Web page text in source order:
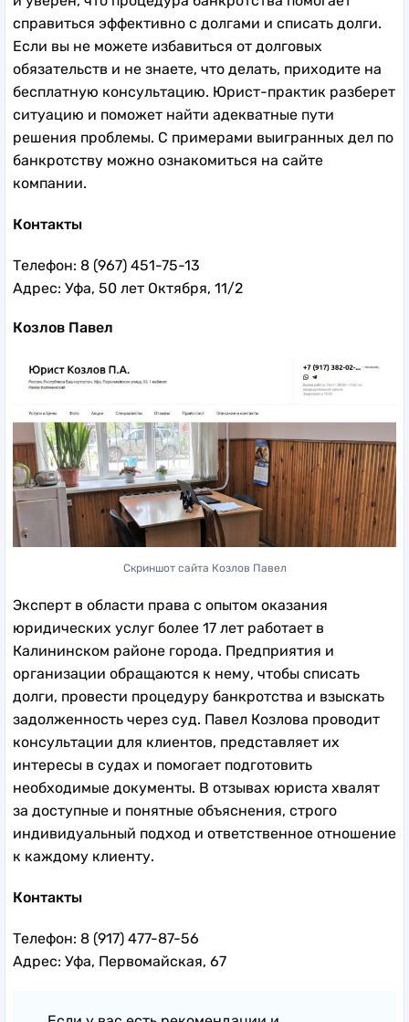
справиться эффективно с долгами и списать долги.
Если вы не можете избавиться от долговых
обязательств и не знаете, что делать, приходите на
бесплатную консультацию. Юрист-практик разберет
ситуацию и поможет найти адекватные пути
решения проблемы. С примерами выигранных дел по
банкротству можно ознакомиться на сайте
компании.
Контакты
Телефон: 8 (967) 451-75-13
Адрес: Уфа, 50 лет Октября, 11/2
Козлов Павел
Скриншот сайта Козлов Павел
Эксперт в области права с опытом оказания
юридических услуг более 17 лет работает в
Калининском районе города. Предприятия и
организации обращаются к нему, чтобы списать
долги, провести процедуру банкротства и взыскать
задолженность через суд. Павел Козлова проводит
консультации для клиентов, представляет их
интересы в судах и помогает подготовить
необходимые документы. В отзывах юриста хвалят
за доступные и понятные объяснения, строго
индивидуальный подход и ответственное отношение
к каждому клиенту.
Контакты
Телефон: 8 (917) 477-87-56
Адрес: Уфа, Первомайская, 67